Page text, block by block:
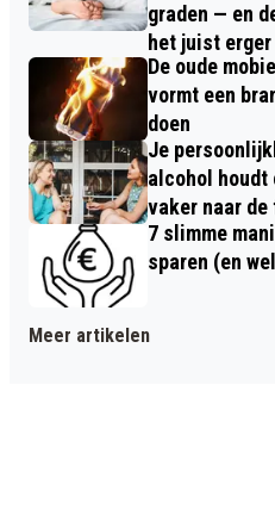
graden — en
het juist erger
De oude
vormt een
doen
Je
alcohol houdt
vaker naar de
7 slimme
sparen (en
Meer artikelen